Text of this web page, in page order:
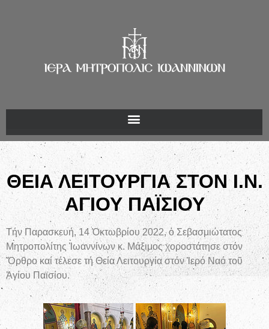
ΘΕΙΑ ΛΕΙΤΟΥΡΓΙΑ ΣΤΟΝ Ι.Ν.
ΑΓΙΟΥ ΠΑΪΣΙΟΥ
Τήν Παρασκευή, 14 Ὀκτωβρίου 2022, ὁ Σεβασμιώτατος
Μητροπολίτης Ἰωαννίνων κ. Μάξιμος χοροστάτησε στόν
Ὄρθρο καί τέλεσε τή Θεία Λειτουργία στόν Ἱερό Ναό τοῦ
Ἁγίου Παϊσίου.